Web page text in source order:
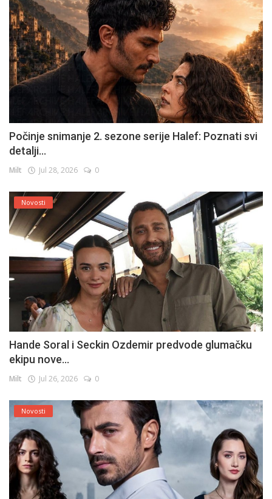
Počinje snimanje 2. sezone serije Halef: Poznati svi
detalji...
Milt Jul 28, 2026 0
Novosti
Hande Soral i Seckin Ozdemir predvode glumačku
ekipu nove...
Milt Jul 26, 2026 0
Novosti